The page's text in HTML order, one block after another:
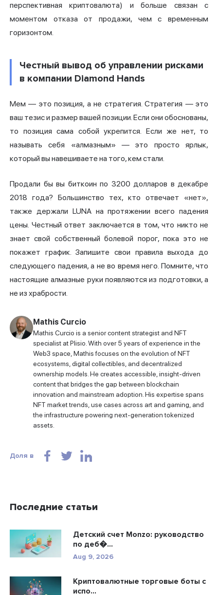
перспективная криптовалюта) и больше связан с
моментом отказа от продажи, чем с временным
горизонтом.
Честный вывод об управлении рисками
в компании Diamond Hands
Мем — это позиция, а не стратегия. Стратегия — это
ваш тезис и размер вашей позиции. Если они обоснованы,
то позиция сама собой укрепится. Если же нет, то
называть себя «алмазным» — это просто ярлык,
который вы навешиваете на того, кем стали.
Продали бы вы биткоин по 3200 долларов в декабре
2018 года? Большинство тех, кто отвечает «нет»,
также держали LUNA на протяжении всего падения
цены. Честный ответ заключается в том, что никто не
знает свой собственный болевой порог, пока это не
покажет график. Запишите свои правила выхода до
следующего падения, а не во время него. Помните, что
настоящие алмазные руки появляются из подготовки, а
не из храбрости.
Mathis Curcio
Mathis Curcio is a senior content strategist and NFT
specialist at Plisio. With over 5 years of experience in the
Web3 space, Mathis focuses on the evolution of NFT
ecosystems, digital collectibles, and decentralized
ownership models. He creates accessible, insight-driven
content that bridges the gap between blockchain
innovation and mainstream adoption. His expertise spans
NFT market trends, use cases across art and gaming, and
the infrastructure powering next-generation tokenized
assets.
Доля в
Последние статьи
Детский счет Monzo: руководство
по деб�...
Aug 9, 2026
Криптовалютные торговые боты с
испо...